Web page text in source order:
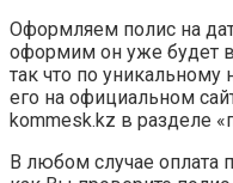
Оформляем полис на
оформим он уже будет
так что по
его на официальном
kommesk.kz в разделе
В любом случае оплата